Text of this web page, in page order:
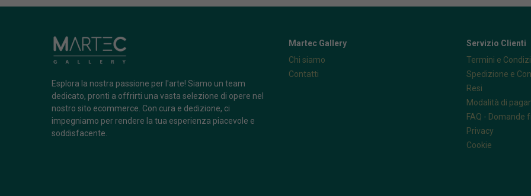
Esplora la nostra passione per l'arte! Siamo un team
dedicato, pronti a offrirti una vasta selezione di opere nel
nostro sito ecommerce. Con cura e dedizione, ci
impegniamo per rendere la tua esperienza piacevole e
soddisfacente.
Martec Gallery
Chi siamo
Contatti
Servizio Clienti
Termini e
Spedizione e
Resi
Modalità di
FAQ - Domande
Privacy
Cookie